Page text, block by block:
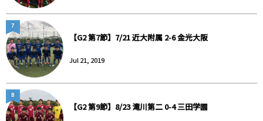
【G2 第7節】7/21 近大附属 2-6 金光大阪
Jul 21, 2019
7
【G2 第9節】8/23 滝川第二 0-4 三田学園
8